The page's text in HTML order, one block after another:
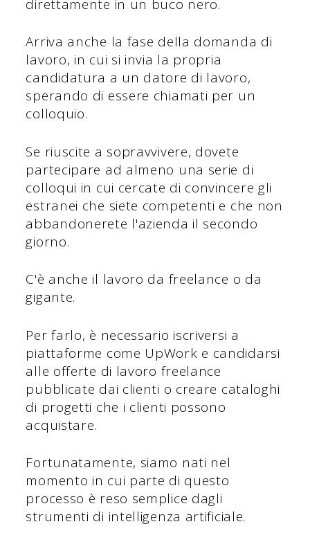
direttamente in un buco nero.
Arriva anche la fase della domanda di
lavoro, in cui si invia la propria
candidatura a un datore di lavoro,
sperando di essere chiamati per un
colloquio.
Se riuscite a sopravvivere, dovete
partecipare ad almeno una serie di
colloqui in cui cercate di convincere gli
estranei che siete competenti e che non
abbandonerete l'azienda il secondo
giorno.
C'è anche il lavoro da freelance o da
gigante.
Per farlo, è necessario iscriversi a
piattaforme come UpWork e candidarsi
alle offerte di lavoro freelance
pubblicate dai clienti o creare cataloghi
di progetti che i clienti possono
acquistare.
Fortunatamente, siamo nati nel
momento in cui parte di questo
processo è reso semplice dagli
strumenti di intelligenza artificiale.